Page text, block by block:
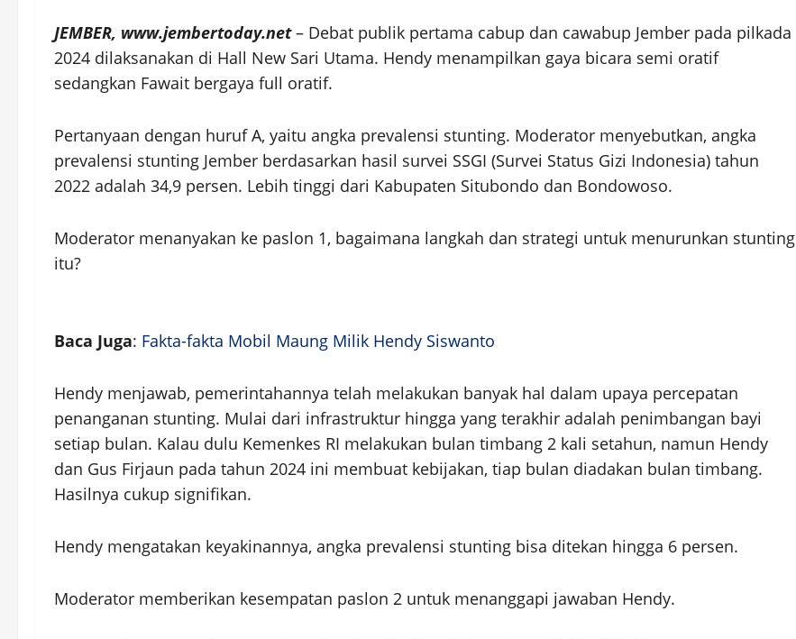
JEMBER, www.jembertoday.net– Debat publik pertama cabup dan cawabup Jember pada pilkada
2024 dilaksanakan di Hall New Sari Utama. Hendy menampilkan gaya bicara semi oratif
sedangkan Fawait bergaya full oratif.
Pertanyaan dengan huruf A, yaitu angka prevalensi stunting. Moderator menyebutkan, angka
prevalensi stunting Jember berdasarkan hasil survei SSGI (Survei Status Gizi Indonesia) tahun
2022 adalah 34,9 persen. Lebih tinggi dari Kabupaten Situbondo dan Bondowoso.
Moderator menanyakan ke paslon 1, bagaimana langkah dan strategi untuk menurunkan stunting
itu?
Baca Juga: Fakta-fakta Mobil Maung Milik Hendy Siswanto
Hendy menjawab, pemerintahannya telah melakukan banyak hal dalam upaya percepatan
penanganan stunting. Mulai dari infrastruktur hingga yang terakhir adalah penimbangan bayi
setiap bulan. Kalau dulu Kemenkes RI melakukan bulan timbang 2 kali setahun, namun Hendy
dan Gus Firjaun pada tahun 2024 ini membuat kebijakan, tiap bulan diadakan bulan timbang.
Hasilnya cukup signifikan.
Hendy mengatakan keyakinannya, angka prevalensi stunting bisa ditekan hingga 6 persen.
Moderator memberikan kesempatan paslon 2 untuk menanggapi jawaban Hendy.